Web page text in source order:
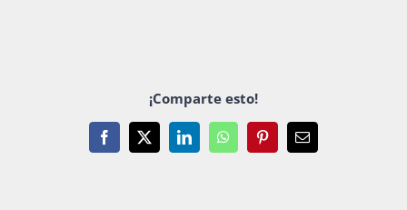
¡Comparte esto!
Facebook
X LinkedInWhatsAppPinterestEmail